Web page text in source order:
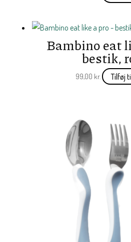
Bambino eat
bestik,
99,00 kr. Tilføj